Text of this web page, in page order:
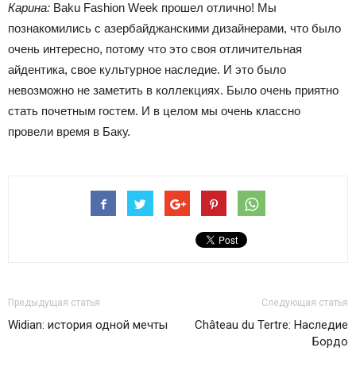
Карина: Baku Fashion Week прошел отлично! Мы
познакомились с азербайджанскими дизайнерами, что было
очень интересно, потому что это своя отличительная
айдентика, свое культурное наследие. И это было
невозможно не заметить в коллекциях. Было очень приятно
стать почетным гостем. И в целом мы очень классно
провели время в Баку.
Предыдущая статья
Widian: история одной мечты
Следующая статья
Château du Tertre: Наследие
Бордо